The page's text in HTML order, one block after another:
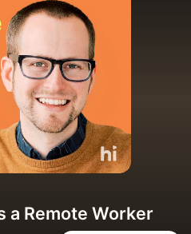
a Remote Worker